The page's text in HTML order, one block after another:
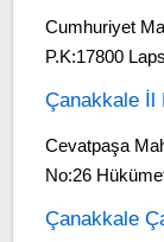
Cumhuriyet
P.K:17800
Çanakkale İl
Cevatpaşa
No:26
Çanakkale